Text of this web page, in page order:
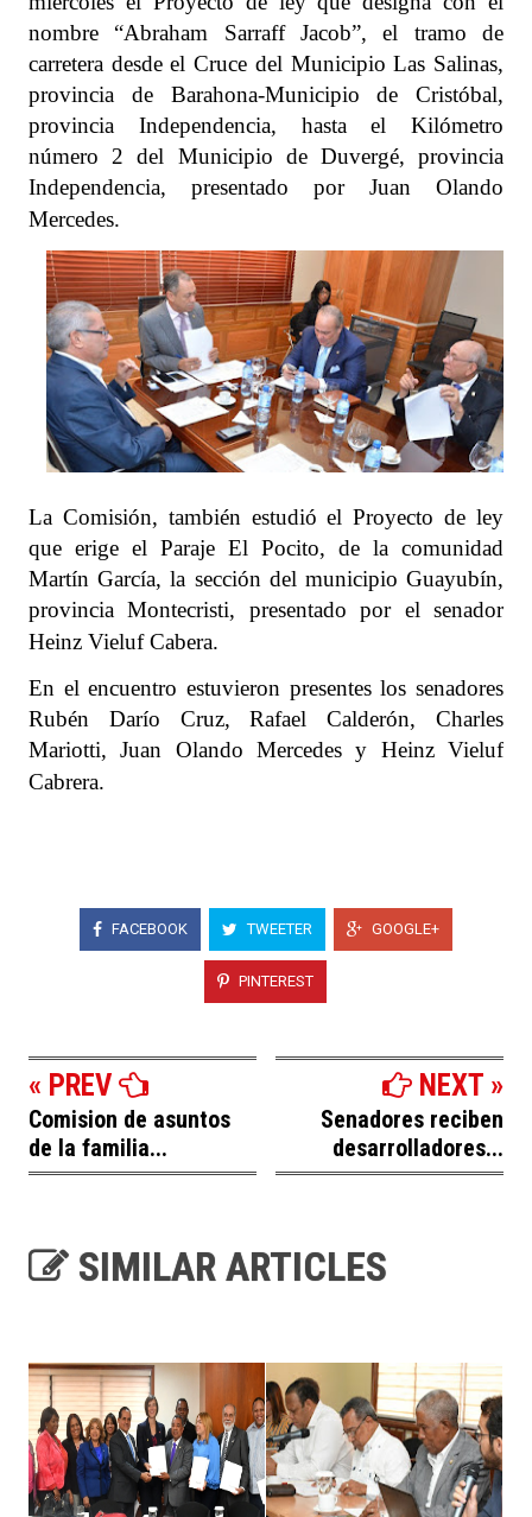
nombre “Abraham Sarraff Jacob”, el tramo de
carretera desde el Cruce del Municipio Las Salinas,
provincia de Barahona-Municipio de Cristóbal,
provincia Independencia, hasta el Kilómetro
número 2 del Municipio de Duvergé, provincia
Independencia, presentado por Juan Olando
Mercedes.
La Comisión, también estudió el Proyecto de ley
que erige el Paraje El Pocito, de la comunidad
Martín García, la sección del municipio Guayubín,
provincia Montecristi, presentado por el senador
Heinz Vieluf Cabera.
En el encuentro estuvieron presentes los senadores
Rubén Darío Cruz, Rafael Calderón, Charles
Mariotti, Juan Olando Mercedes y Heinz Vieluf
Cabrera.
FACEBOOK TWEETER GOOGLE+
PINTEREST
« PREV
Comision de asuntos
de la familia...
NEXT »
Senadores reciben
desarrolladores...
SIMILAR ARTICLES